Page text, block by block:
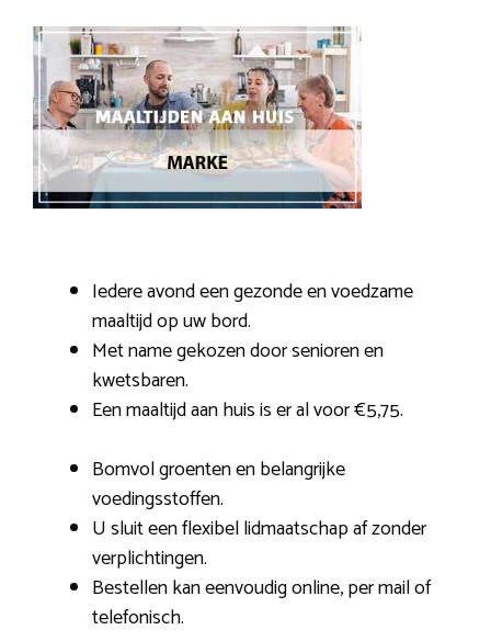
Iedere avond een gezonde en voedzame
maaltijd op uw bord.
Met name gekozen door senioren en
kwetsbaren.
Een maaltijd aan huis is er al voor €5,75.
Bomvol groenten en belangrijke
voedingsstoffen.
U sluit een flexibel lidmaatschap af zonder
verplichtingen.
Bestellen kan eenvoudig online, per mail of
telefonisch.